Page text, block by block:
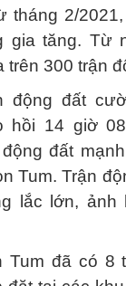
tháng 2/
gia tăng. Từ
trên 300 trận
động đất
hồi 14 giờ
đất
Tum. Trận
lắc lớn, ảnh
Tum đã có 8